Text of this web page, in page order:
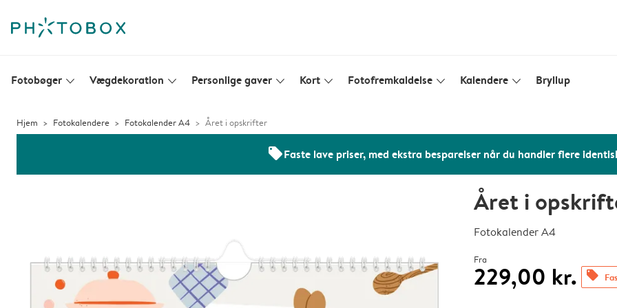
Fotobøger slim_arrow_down Vægdekoration slim_arrow_down Personlige gaver slim_arrow_down Kort slim_arrow_down Fotofremkaldelse slim_arrow_down Kalendere slim_arrow_down Bryllup
Hjem Fotokalendere Fotokalender A4 Året i opskrifter
offersFaste lave priser, med ekstra besparelser når du handler flere
Året i
Fotokalender A4
Fra
229,00 kr. offers